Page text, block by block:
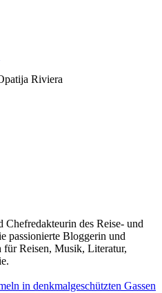
Riviera
des Reise- und
passionierte Bloggerin und
für Reisen, Musik, Literatur,
in denkmalgeschützten Gassen